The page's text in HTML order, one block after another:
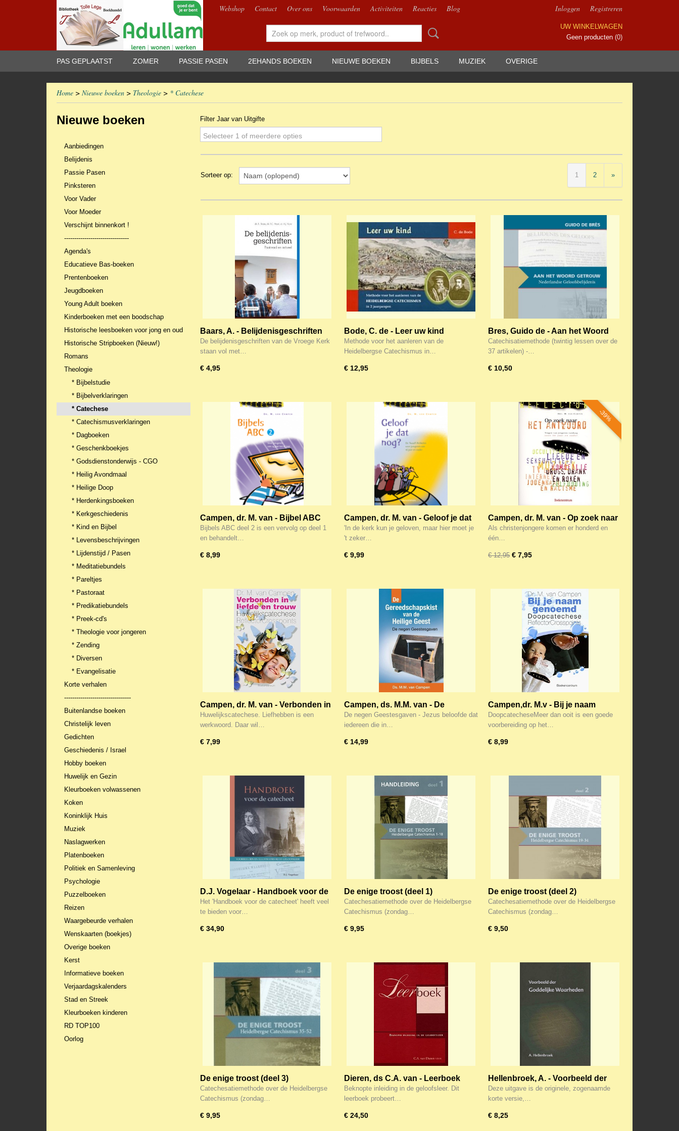
Webshop Contact Over ons Voorwaarden Activiteiten Reacties Blog Inloggen Registreren
UW WINKELWAGEN
Geen producten (0)
PAS GEPLAATST ZOMER PASSIE PASEN 2EHANDS BOEKEN NIEUWE BOEKEN BIJBELS MUZIEK OVERIGE
Home > Nieuwe boeken > Theologie > * Catechese
Nieuwe boeken
Aanbiedingen
Belijdenis
Passie Pasen
Pinksteren
Voor Vader
Voor Moeder
Verschijnt binnenkort !
--------------------------------
Agenda's
Educatieve Bas-boeken
Prentenboeken
Jeugdboeken
Young Adult boeken
Kinderboeken met een boodschap
Historische leesboeken voor jong en oud
Historische Stripboeken (Nieuw!)
Romans
Theologie
* Bijbelstudie
* Bijbelverklaringen
* Catechese
* Catechismusverklaringen
* Dagboeken
* Geschenkboekjes
* Godsdienstonderwijs - CGO
* Heilig Avondmaal
* Heilige Doop
* Herdenkingsboeken
* Kerkgeschiedenis
* Kind en Bijbel
* Levensbeschrijvingen
* Lijdenstijd / Pasen
* Meditatiebundels
* Pareltjes
* Pastoraat
* Predikatiebundels
* Preek-cd's
* Theologie voor jongeren
* Zending
* Diversen
* Evangelisatie
Korte verhalen
---------------------------------
Buitenlandse boeken
Christelijk leven
Gedichten
Geschiedenis / Israel
Hobby boeken
Huwelijk en Gezin
Kleurboeken volwassenen
Koken
Koninklijk Huis
Muziek
Naslagwerken
Platenboeken
Politiek en Samenleving
Psychologie
Puzzelboeken
Reizen
Waargebeurde verhalen
Wenskaarten (boekjes)
Overige boeken
Kerst
Informatieve boeken
Verjaardagskalenders
Stad en Streek
Kleurboeken kinderen
RD TOP100
Oorlog
Filter Jaar van Uitgifte
Selecteer 1 of meerdere opties
Sorteer op: 1 2 »
Baars, A. - Belijdenisgeschriften
pastoraal en actue
De belijdenisgeschriften van de Vroege Kerk
staan vol met…
€ 4,95
Bode, C. de - Leer uw kind
(Catechesatiemethode)
Methode voor het aanleren van de
Heidelbergse Catechismus in…
€ 12,95
Bres, Guido de - Aan het Woord
getrouw
Catechisatiemethode (twintig lessen over de
37 artikelen) -…
€ 10,50
Campen, dr. M. van - Bijbel ABC
deel 2 (12-16jr)
Bijbels ABC deel 2 is een vervolg op deel 1
en behandelt…
€ 8,99
Campen, dr. M. van - Geloof je dat
nog? (12jr e.o.)
'In de kerk kun je geloven, maar hier moet je
't zeker…
€ 9,99
-39%
Campen, dr. M. van - Op zoek naar
het antwoord
Als christenjongere komen er honderd en
één…
€ 12,95 € 7,95
Campen, dr. M. van - Verbonden in
liefde en trouw
Huwelijkscatechese. Liefhebben is een
werkwoord. Daar wil…
€ 7,99
Campen, ds. M.M. van - De
Gereedschapskist van de Heilige
Geest
De negen Geestesgaven - Jezus beloofde dat
iedereen die in…
€ 14,99
Campen,dr. M.v - Bij je naam
genoemd (Doopcatechese)
DoopcatecheseMeer dan ooit is een goede
voorbereiding op het…
€ 8,99
D.J. Vogelaar - Handboek voor de
catecheet
Het 'Handboek voor de catecheet' heeft veel
te bieden voor…
€ 34,90
De enige troost (deel 1)
Catechesatiemethode
Heidelbergse Catechismus
Catechesatiemethode over de Heidelbergse
Catechismus (zondag…
€ 9,95
De enige troost (deel 2)
Catechesatiemethode
Heidelbergse Catechismus
Catechesatiemethode over de Heidelbergse
Catechismus (zondag…
€ 9,50
De enige troost (deel 3)
Catechesatiemethode
Heidelbergse Catechismus
Catechesatiemethode over de Heidelbergse
Catechismus (zondag…
€ 9,95
Dieren, ds C.A. van - Leerboek
(Catechese)
Beknopte inleiding in de geloofsleer. Dit
leerboek probeert…
€ 24,50
Hellenbroek, A. - Voorbeeld der
Goddelijke waarheden
Deze uitgave is de originele, zogenaamde
korte versie,…
€ 8,25